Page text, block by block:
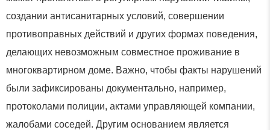
создании антисанитарных условий, совершении
противоправных действий и других формах поведения,
делающих невозможным совместное проживание в
многоквартирном доме. Важно, чтобы факты нарушений
были зафиксированы документально, например,
протоколами полиции, актами управляющей компании,
жалобами соседей. Другим основанием является